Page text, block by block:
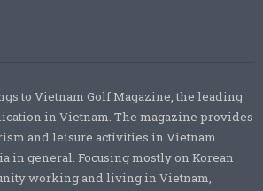
to Vietnam Golf Magazine, the leading
in Vietnam. The magazine provides
and leisure activities in Vietnam
in general. Focusing mostly on Korean
working and living in Vietnam,